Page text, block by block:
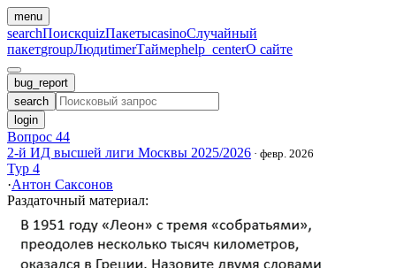
menu
searchПоискquizПакетыcasinoСлучайный
пакетgroupЛюдиtimerТаймерhelp_centerО сайте
bug_report
search
login
Вопрос 44
2-й ИД высшей лиги Москвы 2025/2026 · февр. 2026
Тур 4
·Антон Саксонов
Раздаточный материал: